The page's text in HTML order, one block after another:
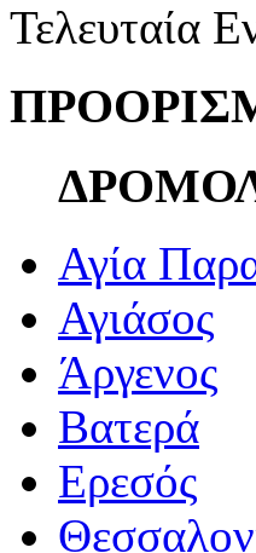
Τελευταία
Αγία
Αγιάσος
Άργενος
Βατερά
Ερεσός